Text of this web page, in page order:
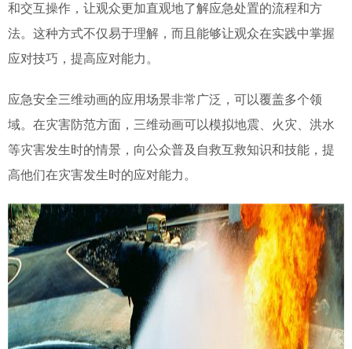
和交互操作，让观众更加直观地了解应急处置的流程和方
法。这种方式不仅易于理解，而且能够让观众在实践中掌握
应对技巧，提高应对能力。
应急安全三维动画的应用场景非常广泛，可以覆盖多个领
域。在灾害防范方面，三维动画可以模拟地震、火灾、洪水
等灾害发生时的情景，向公众普及自救互救知识和技能，提
高他们在灾害发生时的应对能力。